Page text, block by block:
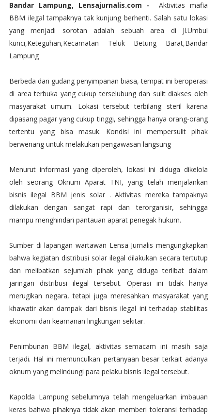
Bandar Lampung, Lensajurnalis.com -
Aktivitas mafia
BBM ilegal tampaknya tak kunjung berhenti. Salah satu lokasi
yang menjadi sorotan adalah sebuah area di Jl.Umbul
kunci,Keteguhan,Kecamatan Teluk Betung Barat,Bandar
Lampung
Berbeda dari gudang penyimpanan biasa, tempat ini beroperasi
di area terbuka yang cukup terselubung dan sulit diakses oleh
masyarakat umum. Lokasi tersebut terbilang steril karena
dipasang pagar yang cukup tinggi, sehingga hanya orang-orang
tertentu yang bisa masuk. Kondisi ini mempersulit pihak
berwenang untuk melakukan pengawasan langsung
Menurut informasi yang diperoleh, lokasi ini diduga dikelola
oleh seorang Oknum Aparat TNI, yang telah menjalankan
bisnis ilegal BBM jenis solar . Aktivitas mereka tampaknya
dilakukan dengan sangat rapi dan terorganisir, sehingga
mampu menghindari pantauan aparat penegak hukum.
Sumber di lapangan wartawan Lensa Jurnalis mengungkapkan
bahwa kegiatan distribusi solar ilegal dilakukan secara tertutup
dan melibatkan sejumlah pihak yang diduga terlibat dalam
jaringan distribusi ilegal tersebut. Operasi ini tidak hanya
merugikan negara, tetapi juga meresahkan masyarakat yang
khawatir akan dampak dari bisnis ilegal ini terhadap stabilitas
ekonomi dan keamanan lingkungan sekitar.
Penimbunan BBM ilegal, aktivitas semacam ini masih saja
terjadi. Hal ini memunculkan pertanyaan besar terkait adanya
oknum yang melindungi para pelaku bisnis ilegal tersebut.
Kapolda Lampung sebelumnya telah mengeluarkan imbauan
keras bahwa pihaknya tidak akan memberi toleransi terhadap